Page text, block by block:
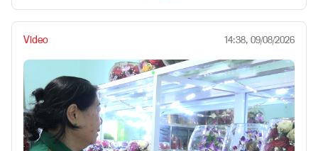
Video 14:38, 09/08/2026